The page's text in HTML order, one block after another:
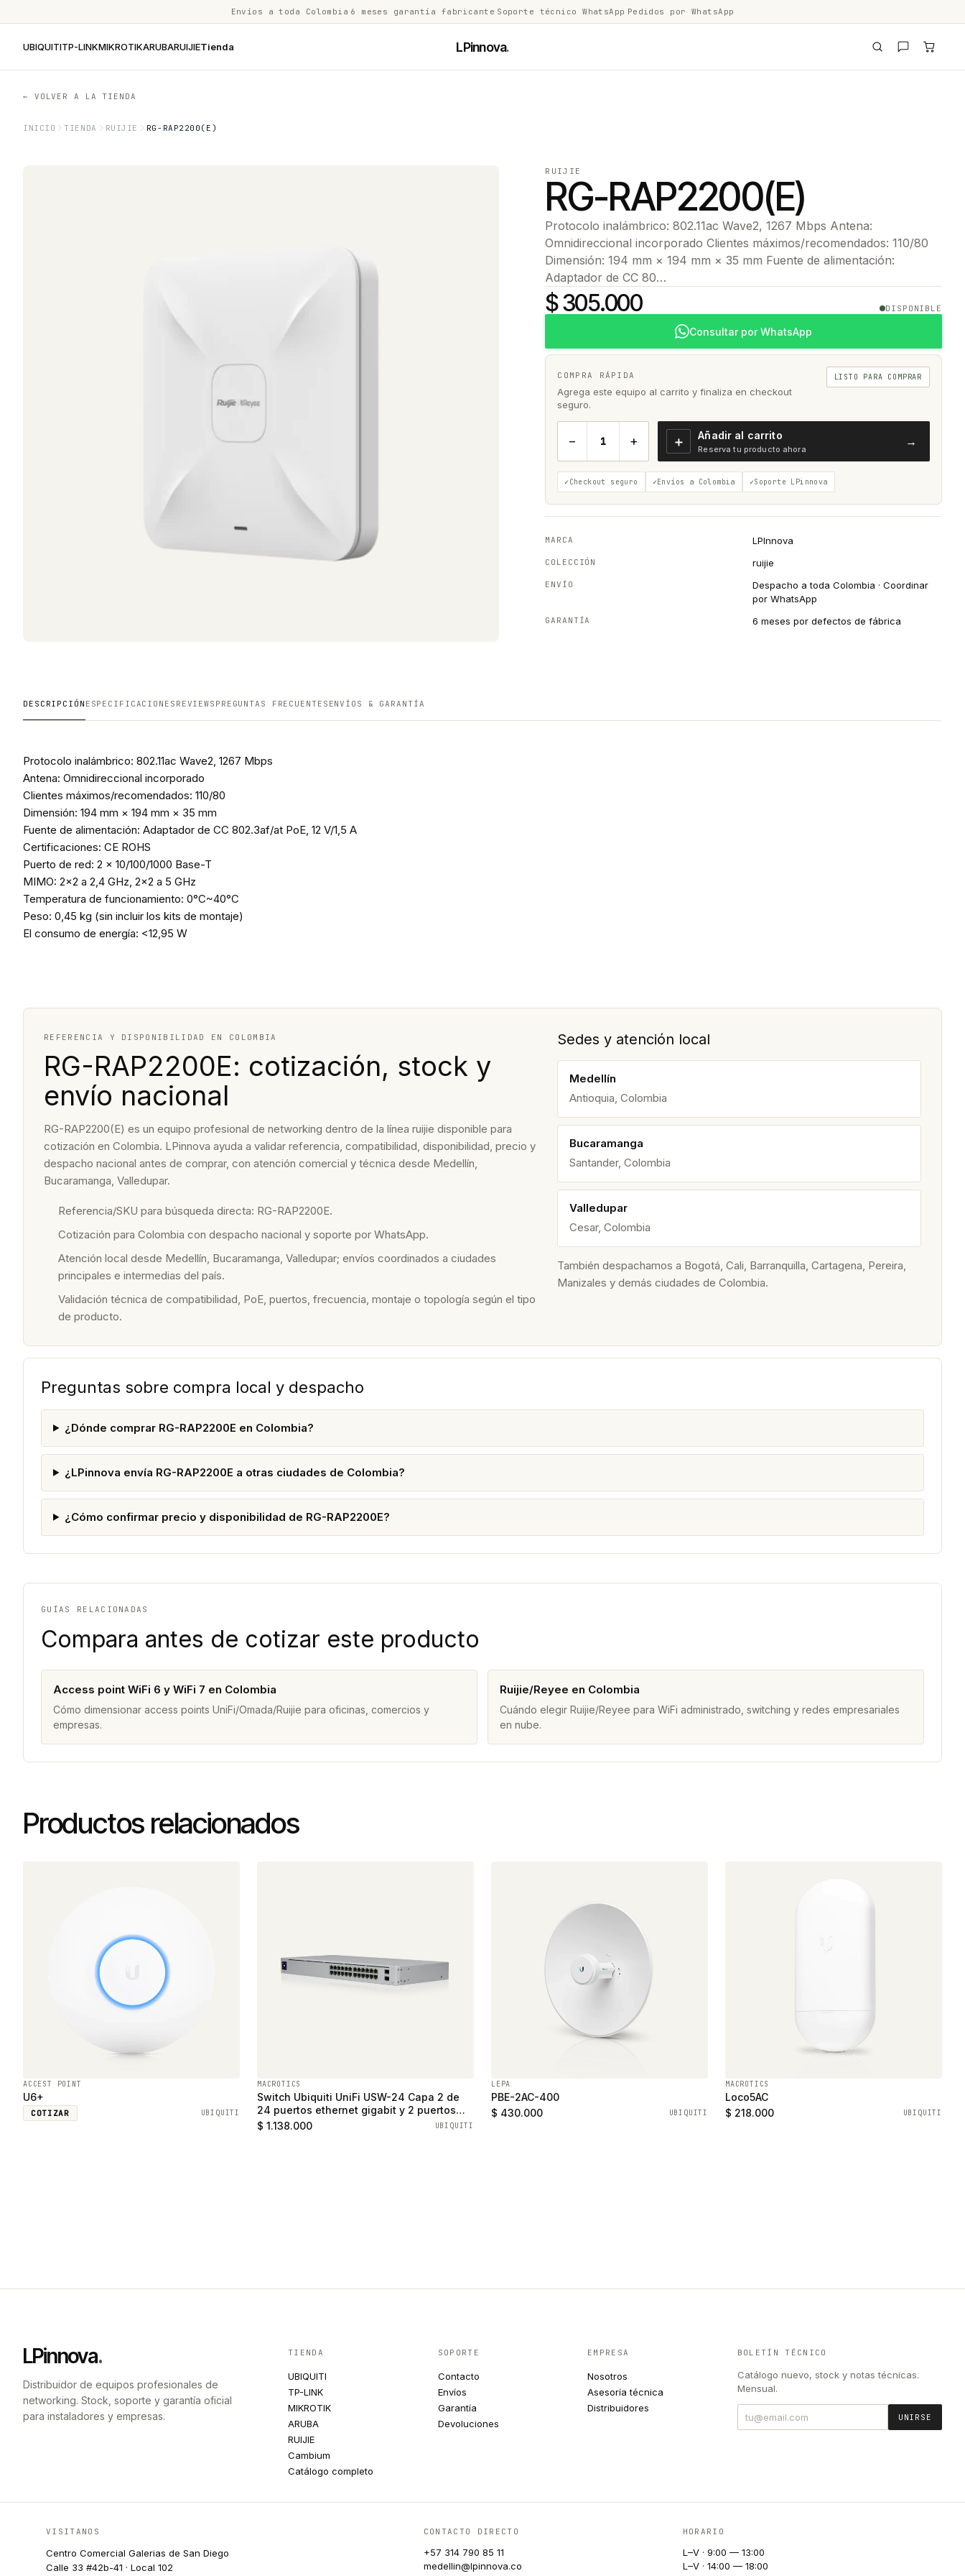
Envíos a toda Colombia 6 meses garantía fabricante Soporte técnico WhatsApp Pedidos por WhatsApp
UBIQUITITP-LINKMIKROTIKARUBARUIJIETienda LPinnova.
← VOLVER A LA TIENDA
INICIO TIENDA RUIJIE RG-RAP2200(E)
RUIJIE
RG-RAP2200(E)
Protocolo inalámbrico: 802.11ac Wave2, 1267 Mbps Antena:
Omnidireccional incorporado Clientes máximos/recomendados: 110/80
Dimensión: 194 mm × 194 mm × 35 mm Fuente de alimentación:
Adaptador de CC 80…
$ 305.000 DISPONIBLE
Consultar por WhatsApp
COMPRA RÁPIDA
Agrega este equipo al carrito y finaliza en checkout
seguro.
LISTO PARA COMPRAR
− + ＋ Añadir al carrito
Reserva tu producto ahora
→
Checkout seguro Envíos a Colombia Soporte LPinnova
MARCA LPInnova
COLECCIÓN ruijie
ENVÍO
Despacho a toda Colombia · Coordinar
por WhatsApp
GARANTÍA 6 meses por defectos de fábrica
DESCRIPCIÓN ESPECIFICACIONES REVIEWS PREGUNTAS FRECUENTES ENVÍOS & GARANTÍA
Protocolo inalámbrico: 802.11ac Wave2, 1267 Mbps
Antena: Omnidireccional incorporado
Clientes máximos/recomendados: 110/80
Dimensión: 194 mm × 194 mm × 35 mm
Fuente de alimentación: Adaptador de CC 802.3af/at PoE, 12 V/1,5 A
Certificaciones: CE ROHS
Puerto de red: 2 x 10/100/1000 Base-T
MIMO: 2x2 a 2,4 GHz, 2x2 a 5 GHz
Temperatura de funcionamiento: 0°C~40°C
Peso: 0,45 kg (sin incluir los kits de montaje)
El consumo de energía: <12,95 W
REFERENCIA Y DISPONIBILIDAD EN COLOMBIA
RG-RAP2200E: cotización, stock y
envío nacional
RG-RAP2200(E) es un equipo profesional de networking dentro de la línea ruijie disponible para
cotización en Colombia. LPinnova ayuda a validar referencia, compatibilidad, disponibilidad, precio y
despacho nacional antes de comprar, con atención comercial y técnica desde Medellín,
Bucaramanga, Valledupar.
Referencia/SKU para búsqueda directa: RG-RAP2200E.
Cotización para Colombia con despacho nacional y soporte por WhatsApp.
Atención local desde Medellín, Bucaramanga, Valledupar; envíos coordinados a ciudades
principales e intermedias del país.
Validación técnica de compatibilidad, PoE, puertos, frecuencia, montaje o topología según el tipo
de producto.
Sedes y atención local
Medellín
Antioquia, Colombia
Bucaramanga
Santander, Colombia
Valledupar
Cesar, Colombia
También despachamos a Bogotá, Cali, Barranquilla, Cartagena, Pereira,
Manizales y demás ciudades de Colombia.
Preguntas sobre compra local y despacho
¿Dónde comprar RG-RAP2200E en Colombia?
¿LPinnova envía RG-RAP2200E a otras ciudades de Colombia?
¿Cómo confirmar precio y disponibilidad de RG-RAP2200E?
GUÍAS RELACIONADAS
Compara antes de cotizar este producto
Access point WiFi 6 y WiFi 7 en Colombia
Cómo dimensionar access points UniFi/Omada/Ruijie para oficinas, comercios y
empresas.
Ruijie/Reyee en Colombia
Cuándo elegir Ruijie/Reyee para WiFi administrado, switching y redes empresariales
en nube.
Productos relacionados
ACCEST POINT
U6+
COTIZAR UBIQUITI
MACROTICS
Switch Ubiquiti UniFi USW-24 Capa 2 de
24 puertos ethernet gigabit y 2 puertos
SFP
$ 1.138.000 UBIQUITI
LEPA
PBE-2AC-400
$ 430.000
UBIQUITI
MACROTICS
Loco5AC
$ 218.000
UBIQUITI
LPinnova.
Distribuidor de equipos profesionales de
networking. Stock, soporte y garantía oficial
para instaladores y empresas.
TIENDA
UBIQUITI
TP-LINK
MIKROTIK
ARUBA
RUIJIE
Cambium
Catálogo completo
SOPORTE
Contacto
Envíos
Garantía
Devoluciones
EMPRESA
Nosotros
Asesoría técnica
Distribuidores
BOLETÍN TÉCNICO
Catálogo nuevo, stock y notas técnicas.
Mensual.
UNIRSE
VISITANOS
Centro Comercial Galerias de San Diego
Calle 33 #42b-41 · Local 102
CONTACTO DIRECTO
+57 314 790 85 11
medellin@lpinnova.co
HORARIO
L–V · 9:00 — 13:00
L–V · 14:00 — 18:00